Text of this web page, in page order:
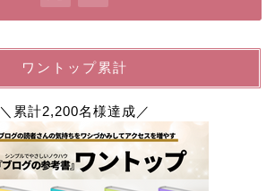
ワントップ累計
＼累計2,200名様達成／